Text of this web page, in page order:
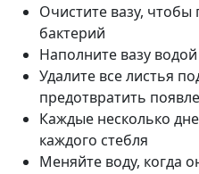
Очистите вазу,
бактерий
Наполните вазу
Удалите все листья
предотвратить
Каждые несколько
каждого стебля
Меняйте воду, когда